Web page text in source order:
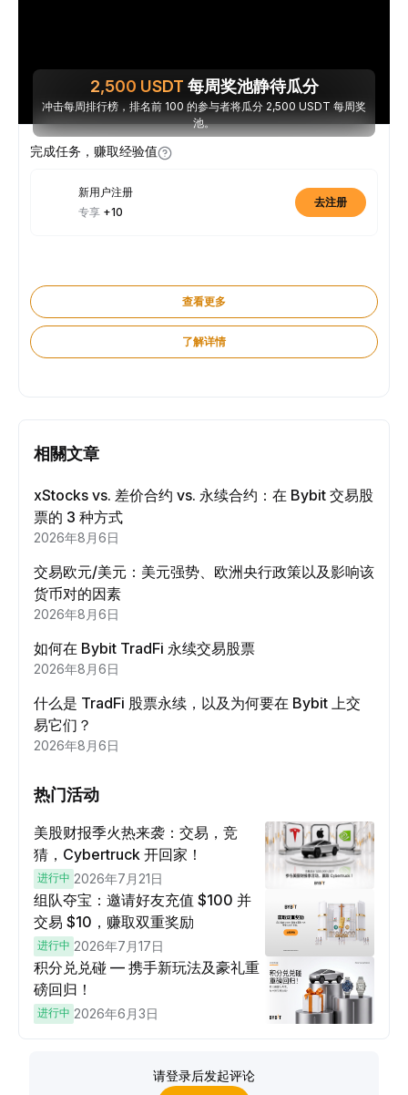
2,500 USDT 每周奖池静待瓜分
冲击每周排行榜，排名前 100 的参与者将瓜分 2,500 USDT 每周奖
池。
完成任务，赚取经验值
新用户注册
专享 +10
去注册
查看更多
了解详情
相關文章
xStocks vs. 差价合约 vs. 永续合约：在 Bybit 交易股
票的 3 种方式
2026年8月6日
交易欧元/美元：美元强势、欧洲央行政策以及影响该
货币对的因素
2026年8月6日
如何在 Bybit TradFi 永续交易股票
2026年8月6日
什么是 TradFi 股票永续，以及为何要在 Bybit 上交
易它们？
2026年8月6日
热门活动
美股财报季火热来袭：交易，竞
猜，Cybertruck 开回家！
进行中 2026年7月21日
组队夺宝：邀请好友充值 $100 并
交易 $10，赚取双重奖励
进行中 2026年7月17日
积分兑兑碰 — 携手新玩法及豪礼重
磅回归！
进行中 2026年6月3日
请登录后发起评论